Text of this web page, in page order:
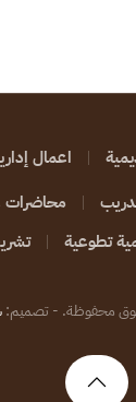
اعمال
محاضرات
تطوعية